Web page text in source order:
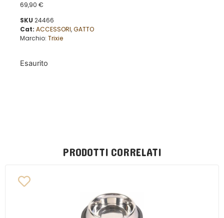
69,90 €
SKU 24466
Cat: ACCESSORI,GATTO
Marchio: Trixie
Esaurito
PRODOTTI CORRELATI